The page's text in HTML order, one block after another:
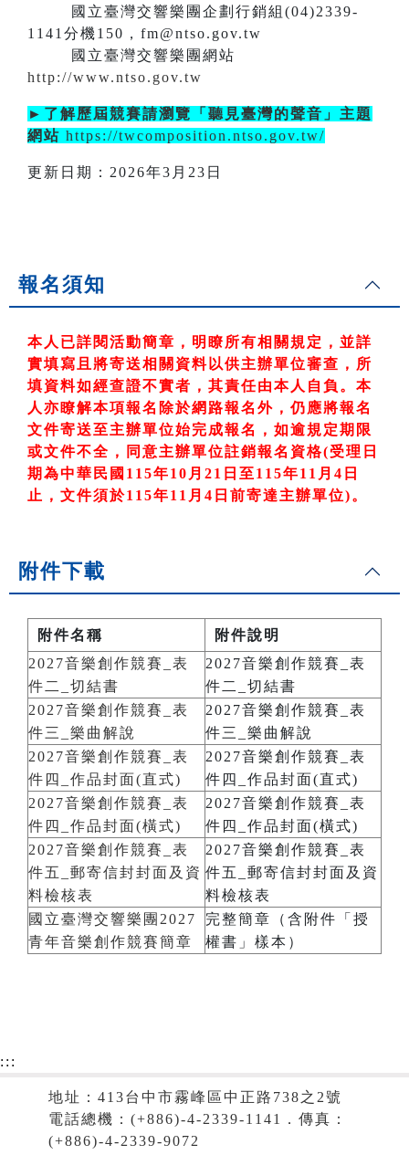
國立臺灣交響樂團企劃行銷組(04)2339-
1141分機150，fm@ntso.gov.tw
國立臺灣交響樂團網站
http://www.ntso.gov.tw
►了解歷屆競賽請瀏覽「聽見臺灣的聲音」主題
網站 https://twcomposition.ntso.gov.tw/
更新日期：2026年3月23日
報名須知
本人已詳閱活動簡章，明瞭所有相關規定，並詳
實填寫且將寄送相關資料以供主辦單位審查，所
填資料如經查證不實者，其責任由本人自負。本
人亦瞭解本項報名除於網路報名外，仍應將報名
文件寄送至主辦單位始完成報名，如逾規定期限
或文件不全，同意主辦單位註銷報名資格(受理日
期為中華民國 115年10 月21 日至115年11 月4 日
止，文件須於115年11 月4 日前寄達主辦單位)。
附件下載
附件名稱
附件說明
2027音樂創作競賽_表
件二_切結書
2027音樂創作競賽_表
件二_切結書
2027音樂創作競賽_表
件三_樂曲解說
2027音樂創作競賽_表
件三_樂曲解說
2027音樂創作競賽_表
件四_作品封面(直式)
2027音樂創作競賽_表
件四_作品封面(直式)
2027音樂創作競賽_表
件四_作品封面(橫式)
2027音樂創作競賽_表
件四_作品封面(橫式)
2027音樂創作競賽_表
件五_郵寄信封封面及資
料檢核表
2027音樂創作競賽_表
件五_郵寄信封封面及資
料檢核表
國立臺灣交響樂團2027
青年音樂創作競賽簡章
完整簡章（含附件「授
權書」樣本）
:::
地址：413台中市霧峰區中正路738之2號
電話總機：(+886)-4-2339-1141．傳真：
(+886)-4-2339-9072